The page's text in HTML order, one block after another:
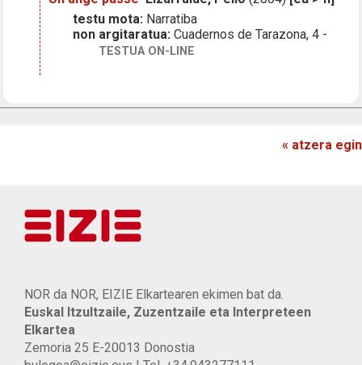
testu mota: Narratiba
non argitaratua: Cuadernos de Tarazona, 4 -
TESTUA ON-LINE
« atzera egin
NOR da NOR, EIZIE Elkartearen ekimen bat da.
Euskal Itzultzaile, Zuzentzaile eta Interpreteen
Elkartea
Zemoria 25 E-20013 Donostia